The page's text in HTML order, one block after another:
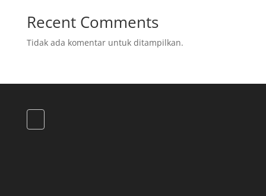
Recent Comments
Tidak ada komentar untuk ditampilkan.